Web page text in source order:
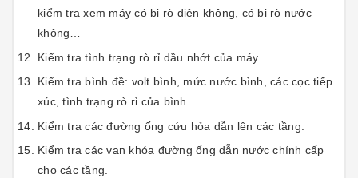
kiểm tra xem máy có bị rò điện không, có bị rò nước
không…
Kiểm tra tình trạng rò rỉ dầu nhớt của máy.
Kiểm tra bình đề: volt bình, mức nước bình, các cọc tiếp
xúc, tình trạng rò rỉ của bình.
Kiểm tra các đường ống cứu hỏa dẫn lên các tầng:
Kiểm tra các van khóa đường ống dẫn nước chính cấp
cho các tầng.